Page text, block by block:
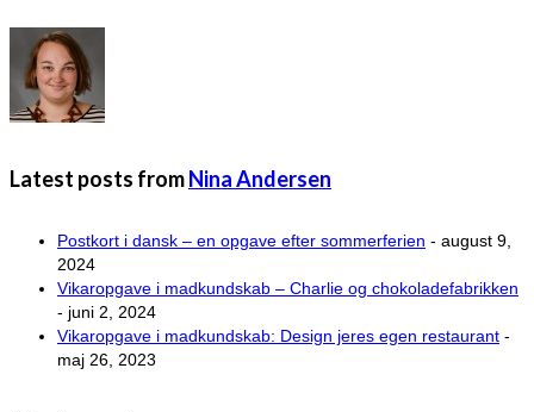
Latest posts fromNina Andersen
Postkort i dansk – en opgave efter sommerferien - august 9,
2024
Vikaropgave i madkundskab – Charlie og chokoladefabrikken
- juni 2, 2024
Vikaropgave i madkundskab: Design jeres egen restaurant -
maj 26, 2023